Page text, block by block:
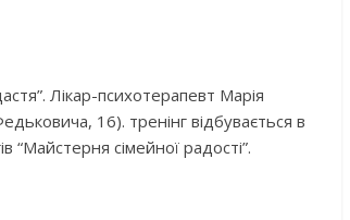
Лікар-психотерапевт Марія
16). тренінг відбувається в
“Майстерня сімейної радості”.